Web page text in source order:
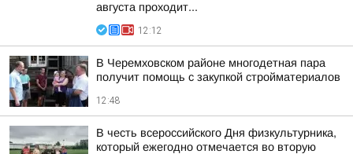
августа проходит...
12:12
В Черемховском районе многодетная пара
получит помощь с закупкой стройматериалов
12:48
В честь всероссийского Дня физкультурника,
который ежегодно отмечается во вторую